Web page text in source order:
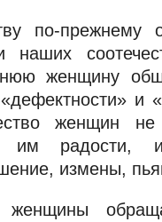
по-прежнему
наших
женщину
и
женщин не
им радости,
измены,
женщины